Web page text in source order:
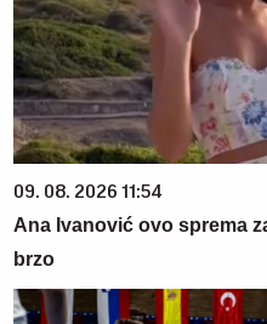
09. 08. 2026 11:54
Ana Ivanović ovo sprema
brzo